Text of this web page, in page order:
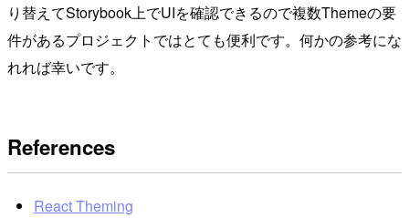
り替えてStorybook上でUIを確認できるので複数Themeの要
件があるプロジェクトではとても便利です。何かの参考にな
れれば幸いです。
References
React Theming